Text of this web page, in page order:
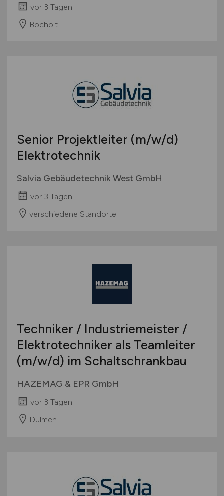
vor 3 Tagen
Bocholt
Senior Projektleiter (m/w/d)
Elektrotechnik
Salvia Gebäudetechnik West GmbH
vor 3 Tagen
verschiedene Standorte
Techniker / Industriemeister /
Elektrotechniker als Teamleiter
(m/w/d) im Schaltschrankbau
HAZEMAG & EPR GmbH
vor 3 Tagen
Dülmen